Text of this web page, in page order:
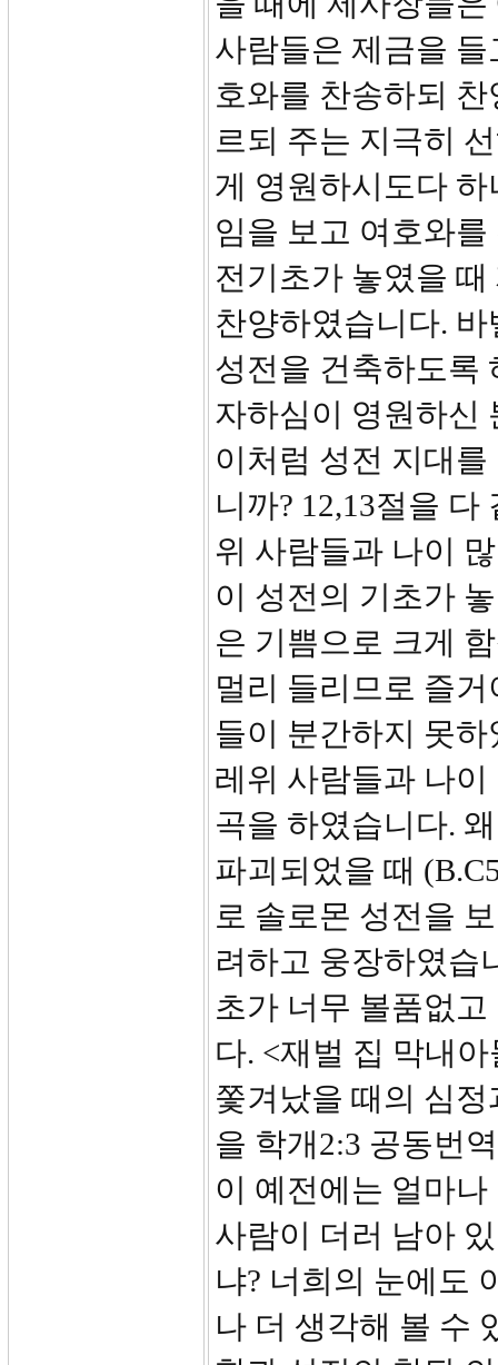
사람들은 제금을
호와를 찬송하되
르되 주는 지극히
게 영원하시도다
임을 보고 여호와
전기초가 놓였을
찬양하였습니다.
성전을 건축하도록
자하심이 영원하신
이처럼 성전 지대
니까? 12,13절을
위 사람들과 나이
이 성전의 기초가
은 기쁨으로 크게
멀리 들리므로 즐
들이 분간하지 못
레위 사람들과 나
곡을 하였습니다.
파괴되었을 때
로 솔로몬 성전을
려하고 웅장하였습
초가 너무 볼품없
다. <재벌 집 막내
쫓겨났을 때의 심
을 학개2:3 공동번
이 예전에는 얼마
사람이 더러 남아
냐? 너희의 눈에도
나 더 생각해 볼 수